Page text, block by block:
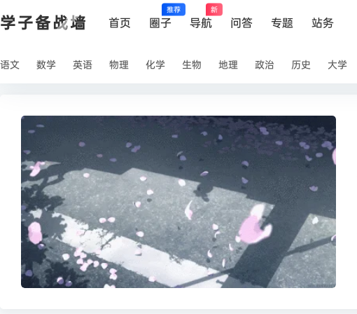
学子备战墙 首页 圈子
推荐
导航
新
问答 专题 站务
语文 数学 英语 物理 化学 生物 地理 政治 历史 大学